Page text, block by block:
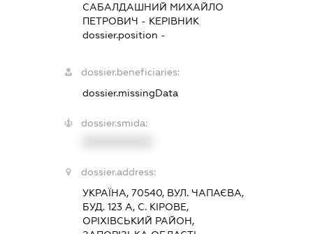
САБАЛДАШНИЙ МИХАЙЛО
ПЕТРОВИЧ - КЕРІВНИК
dossier.position -
dossier.beneficiaries:
dossier.missingData
dossier.smida:
dossier.address:
УКРАЇНА, 70540, ВУЛ. ЧАПАЄВА,
БУД. 123 А, С. КІРОВЕ,
ОРІХІВСЬКИЙ РАЙОН,